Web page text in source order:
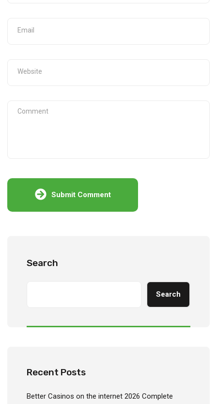
Submit Comment
Search
Search
Recent Posts
Better Casinos on the internet 2026 Complete